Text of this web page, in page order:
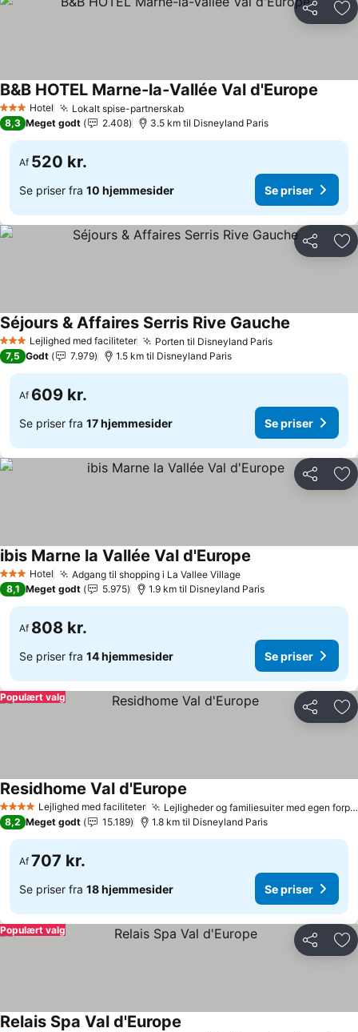
Del
3 StjernerHotel Lokalt spise-partnerskab
B&B HOTEL Marne-la-Vallée Val d'Europe
8,3 Meget godt 2.408 3.5 km til Disneyland Paris
Af 520 kr.
Se priser fra 10 hjemmesider Se priser
Del
3 StjernerLejlighed med faciliteter Porten til Disneyland Paris
Séjours & Affaires Serris Rive Gauche
7,5 Godt 7.979 1.5 km til Disneyland Paris
Af 609 kr.
Se priser fra 17 hjemmesider Se priser
Del
3 StjernerHotel Adgang til shopping i La Vallee Village
ibis Marne la Vallée Val d'Europe
8,1 Meget godt 5.975 1.9 km til Disneyland Paris
Af 808 kr.
Se priser fra 14 hjemmesider Se priser
Del
Populært valg
4 StjernerLejlighed med faciliteter Lejligheder og familiesuiter med egen forplejning
Residhome Val d'Europe
8,2 Meget godt 15.189 1.8 km til Disneyland Paris
Af 707 kr.
Se priser fra 18 hjemmesider Se priser
Del
Populært valg
Relais Spa Val d'Europe